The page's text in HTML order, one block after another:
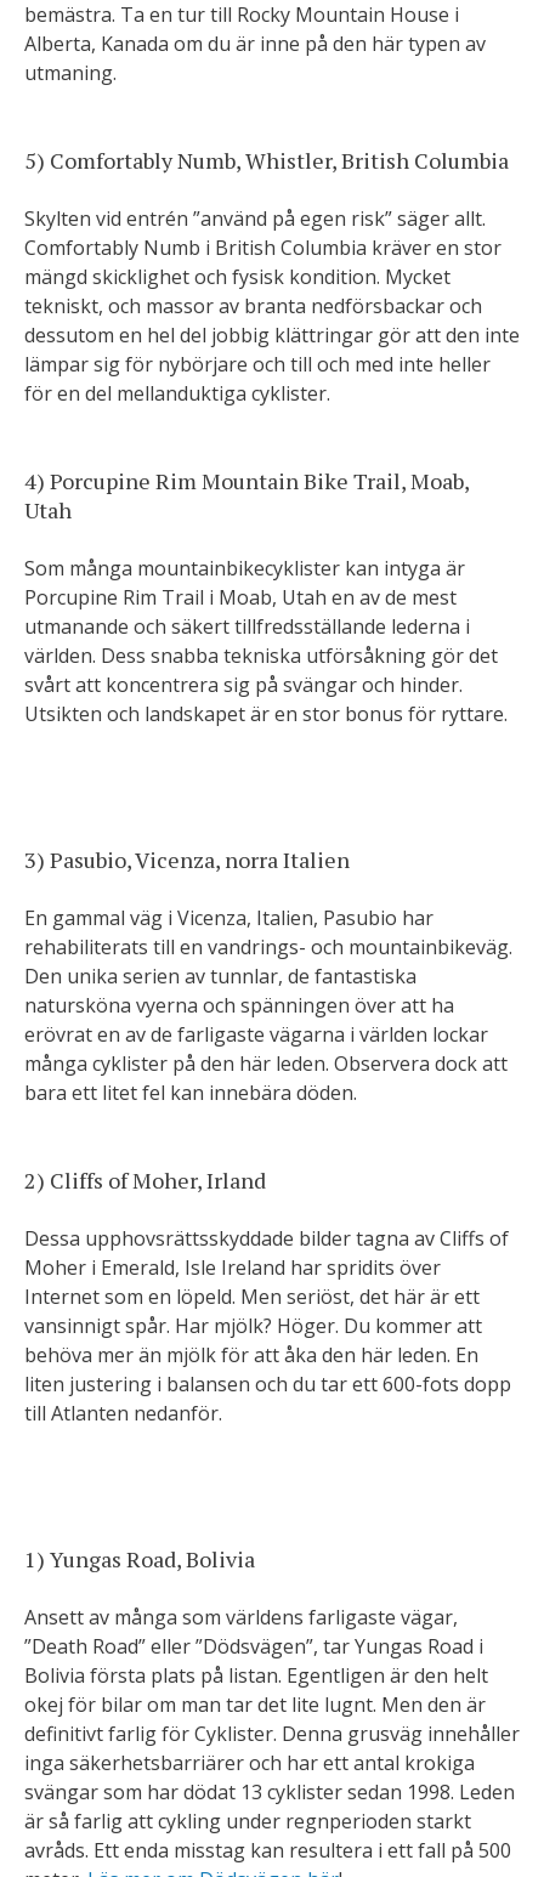
bemästra. Ta en tur till Rocky Mountain House i
Alberta, Kanada om du är inne på den här typen av
utmaning.
5) Comfortably Numb, Whistler, British Columbia
Skylten vid entrén ”använd på egen risk” säger allt.
Comfortably Numb i British Columbia kräver en stor
mängd skicklighet och fysisk kondition. Mycket
tekniskt, och massor av branta nedförsbackar och
dessutom en hel del jobbig klättringar gör att den inte
lämpar sig för nybörjare och till och med inte heller
för en del mellanduktiga cyklister.
4) Porcupine Rim Mountain Bike Trail, Moab,
Utah
Som många mountainbikecyklister kan intyga är
Porcupine Rim Trail i Moab, Utah en av de mest
utmanande och säkert tillfredsställande lederna i
världen. Dess snabba tekniska utförsåkning gör det
svårt att koncentrera sig på svängar och hinder.
Utsikten och landskapet är en stor bonus för ryttare.
3) Pasubio, Vicenza, norra Italien
En gammal väg i Vicenza, Italien, Pasubio har
rehabiliterats till en vandrings- och mountainbikeväg.
Den unika serien av tunnlar, de fantastiska
natursköna vyerna och spänningen över att ha
erövrat en av de farligaste vägarna i världen lockar
många cyklister på den här leden. Observera dock att
bara ett litet fel kan innebära döden.
2) Cliffs of Moher, Irland
Dessa upphovsrättsskyddade bilder tagna av Cliffs of
Moher i Emerald, Isle Ireland har spridits över
Internet som en löpeld. Men seriöst, det här är ett
vansinnigt spår. Har mjölk? Höger. Du kommer att
behöva mer än mjölk för att åka den här leden. En
liten justering i balansen och du tar ett 600-fots dopp
till Atlanten nedanför.
1) Yungas Road, Bolivia
Ansett av många som världens farligaste vägar,
”Death Road” eller ”Dödsvägen”, tar Yungas Road i
Bolivia första plats på listan. Egentligen är den helt
okej för bilar om man tar det lite lugnt. Men den är
definitivt farlig för Cyklister. Denna grusväg innehåller
inga säkerhetsbarriärer och har ett antal krokiga
svängar som har dödat 13 cyklister sedan 1998. Leden
är så farlig att cykling under regnperioden starkt
avråds. Ett enda misstag kan resultera i ett fall på 500